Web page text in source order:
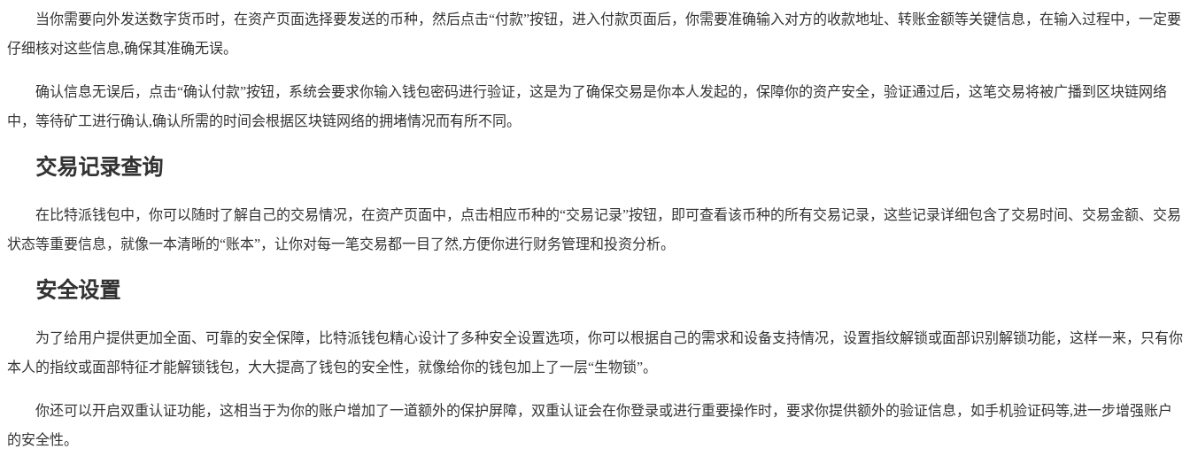
当你需要向外发送数字货币时，在资产页面选择要发送的币种，然后点击“付款”按钮，进入付款页面后，你需要准确输入对方的收款地址、转账金额等关键信息，在输入过程中，一定要
仔细核对这些信息,确保其准确无误。
确认信息无误后，点击“确认付款”按钮，系统会要求你输入钱包密码进行验证，这是为了确保交易是你本人发起的，保障你的资产安全，验证通过后，这笔交易将被广播到区块链网络
中，等待矿工进行确认,确认所需的时间会根据区块链网络的拥堵情况而有所不同。
交易记录查询
在比特派钱包中，你可以随时了解自己的交易情况，在资产页面中，点击相应币种的“交易记录”按钮，即可查看该币种的所有交易记录，这些记录详细包含了交易时间、交易金额、交易
状态等重要信息，就像一本清晰的“账本”，让你对每一笔交易都一目了然,方便你进行财务管理和投资分析。
安全设置
为了给用户提供更加全面、可靠的安全保障，比特派钱包精心设计了多种安全设置选项，你可以根据自己的需求和设备支持情况，设置指纹解锁或面部识别解锁功能，这样一来，只有你
本人的指纹或面部特征才能解锁钱包，大大提高了钱包的安全性，就像给你的钱包加上了一层“生物锁”。
你还可以开启双重认证功能，这相当于为你的账户增加了一道额外的保护屏障，双重认证会在你登录或进行重要操作时，要求你提供额外的验证信息，如手机验证码等,进一步增强账户
的安全性。